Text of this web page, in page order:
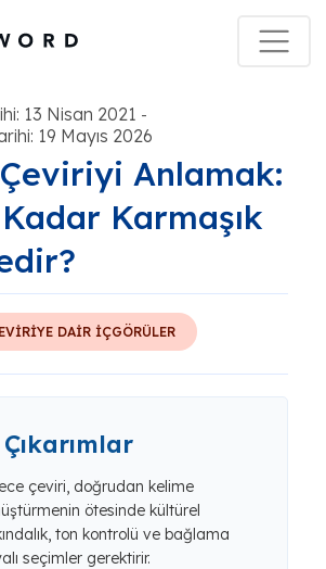
13 Nisan 2021 -
19 Mayıs 2026
Anlamak:
Karmaşık
DAİR İÇGÖRÜLER
çeviri, doğrudan kelime
ötesinde kültürel
ton kontrolü ve bağlama
seçimler gerektirir.